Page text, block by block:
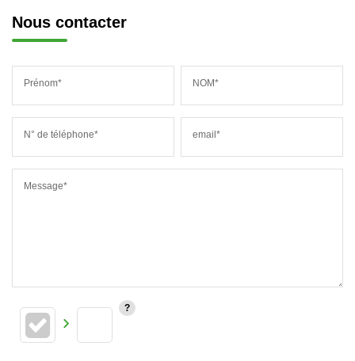
Nous contacter
Prénom* NOM*
N° de téléphone* email*
Message*